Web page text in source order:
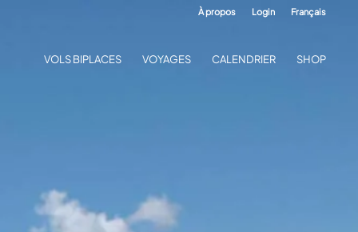
À propos Login Français
VOLS BIPLACES VOYAGES CALENDRIER SHOP